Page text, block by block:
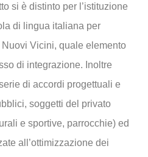
si è distinto per l’istituzione
di lingua italiana per
Vicini, quale elemento
di integrazione. Inoltre
di accordi progettuali e
soggetti del privato
e sportive, parrocchie) ed
all’ottimizzazione dei